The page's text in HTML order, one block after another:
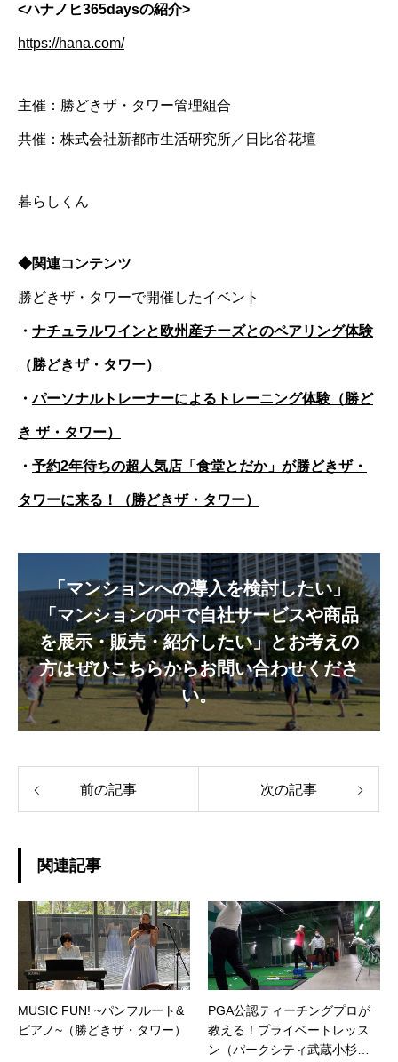
<ハナノヒ365daysの紹介>
https://hana.com/
主催：勝どきザ・タワー管理組合
共催：株式会社新都市生活研究所／日比谷花壇
暮らしくん
◆関連コンテンツ
勝どきザ・タワーで開催したイベント
・ ナチュラルワインと欧州産チーズとのペアリング体験
（勝どきザ・タワー）
・パーソナルトレーナーによるトレーニング体験（勝ど
き ザ・タワー）
・ 予約2年待ちの超人気店「食堂とだか」が勝どきザ・
タワーに来る！（勝どきザ・タワー）
「マンションへの導入を検討したい」
「マンションの中で自社サービスや商品
を展示・販売・紹介したい」とお考えの
方はぜひこちらからお問い合わせくださ
い。
前の記事 次の記事
関連記事
MUSIC FUN! ~パンフルート&
ピアノ~（勝どきザ・タワー）
PGA公認ティーチングプロが
教える！プライベートレッス
ン（パークシティ武蔵小杉ミ